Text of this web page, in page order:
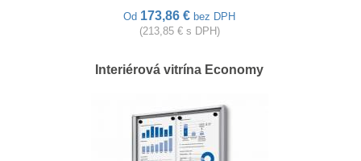
Od 173,86 € bez DPH
(213,85 € s DPH)
Interiérová vitrína Economy